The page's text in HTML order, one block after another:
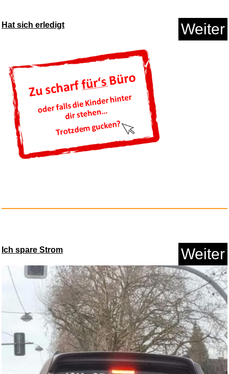
Jacobs Espresso Choco
Concentr...
Hat sich erledigt Weiter
Ich spare Strom Weiter